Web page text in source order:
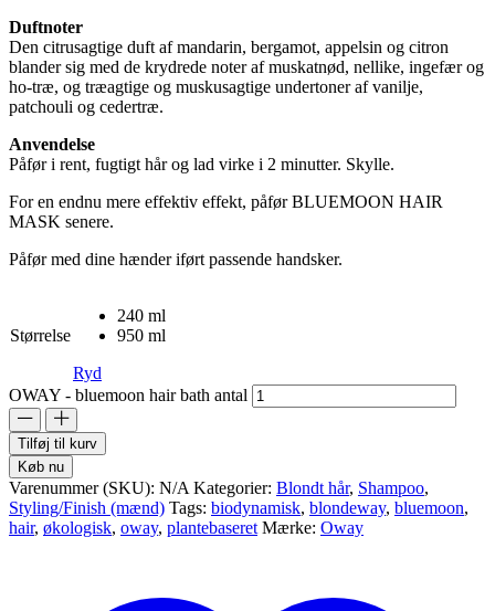
Duftnoter
Den citrusagtige duft af mandarin, bergamot, appelsin og citron
blander sig med de krydrede noter af muskatnød, nellike, ingefær og
ho-træ, og træagtige og muskusagtige undertoner af vanilje,
patchouli og cedertræ.
Anvendelse
Påfør i rent, fugtigt hår og lad virke i 2 minutter. Skylle.
For en endnu mere effektiv effekt, påfør BLUEMOON HAIR
MASK senere.
Påfør med dine hænder iført passende handsker.
Størrelse
240 ml
950 ml
Ryd
OWAY - bluemoon hair bath antal
Tilføj til kurv
Køb nu
Varenummer (SKU): N/A Kategorier: Blondt hår, Shampoo,
Styling/Finish (mænd) Tags: biodynamisk, blondeway, bluemoon,
hair, økologisk, oway, plantebaseret Mærke: Oway